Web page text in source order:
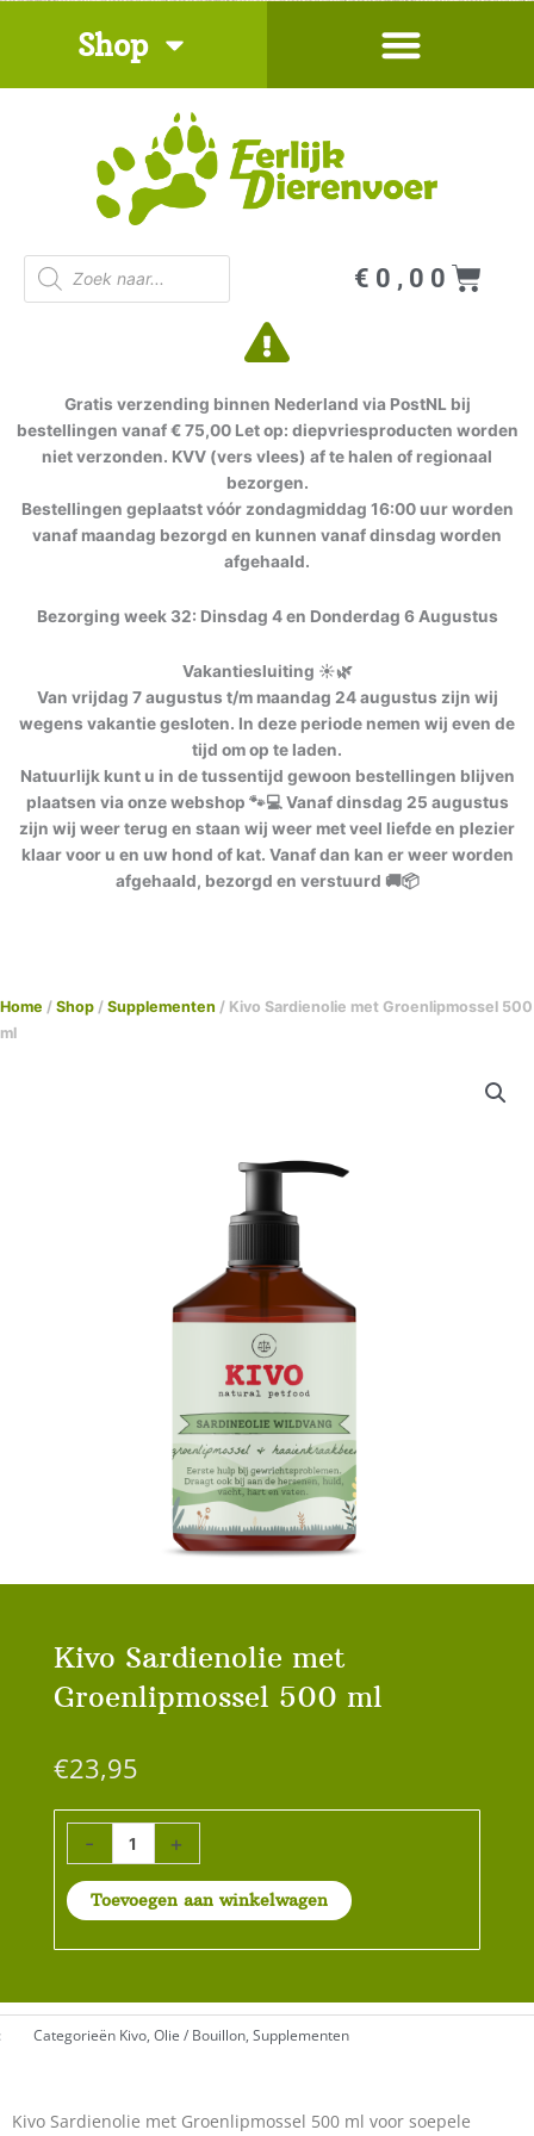
inhoud
Shop
Producten
zoeken
€ 0,00
Gratis verzending binnen Nederland via PostNL bij
bestellingen vanaf € 75,00 Let op: diepvriesproducten worden
niet verzonden. KVV (vers vlees) af te halen of regionaal
bezorgen.
Bestellingen geplaatst vóór zondagmiddag 16:00 uur worden
vanaf maandag bezorgd en kunnen vanaf dinsdag worden
afgehaald.
Bezorging week 32: Dinsdag 4 en Donderdag 6 Augustus
Vakantiesluiting ☀️🌿
Van vrijdag 7 augustus t/m maandag 24 augustus zijn wij
wegens vakantie gesloten. In deze periode nemen wij even de
tijd om op te laden.
Natuurlijk kunt u in de tussentijd gewoon bestellingen blijven
plaatsen via onze webshop 🐾💻 Vanaf dinsdag 25 augustus
zijn wij weer terug en staan wij weer met veel liefde en plezier
klaar voor u en uw hond of kat. Vanaf dan kan er weer worden
afgehaald, bezorgd en verstuurd 🚚📦
Home / Shop / Supplementen / Kivo Sardienolie met Groenlipmossel 500
ml
Kivo Sardienolie met
Groenlipmossel 500 ml
€23,95
-
Kivo
Sardienolie
Groenlipmossel
500
ml
+
Toevoegen aan winkelwagen
Categorieën Kivo, Olie / Bouillon, Supplementen
Kivo Sardienolie met Groenlipmossel 500 ml voor soepele